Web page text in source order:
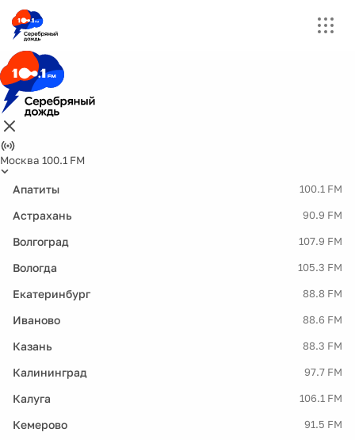
Москва 100.1 FM
Апатиты 100.1 FM
Астрахань 90.9 FM
Волгоград 107.9 FM
Вологда 105.3 FM
Екатеринбург 88.8 FM
Иваново 88.6 FM
Казань 88.3 FM
Калининград 97.7 FM
Калуга 106.1 FM
Кемерово 91.5 FM